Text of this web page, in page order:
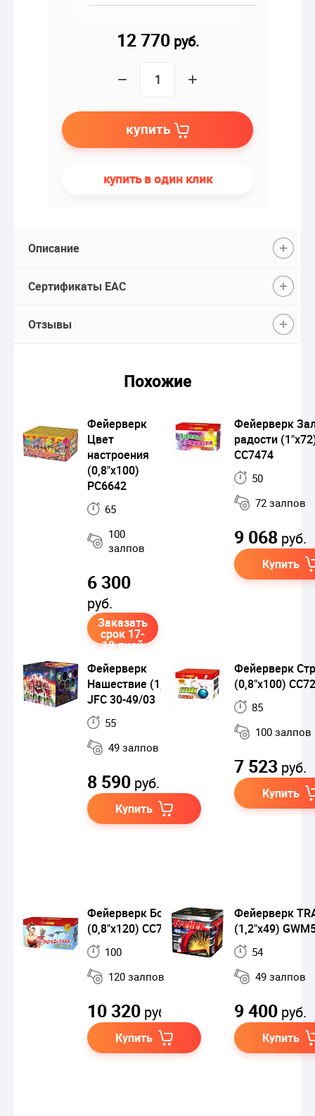
12 770руб.
− +
купить
купить в один клик
Описание
Сертификаты EAC
Отзывы
Похожие
Фейерверк
Цвет
настроения
(0,8"х100)
РС6642
65
100
залпов
6 300
руб.
Заказать
срок 17-
19 дней
Фейерверк
радости
СС7474
50
72 залпов
9 068 руб.
Купить
Фейерверк
Нашествие (1,2"x49)
JFC 30-49/03
55
49 залпов
8 590 руб.
Купить
Фейерверк
(0,8"х100)
85
100 залпов
7 523 руб.
Купить
Фейерверк Богема
(0,8"х120) СС7281
100
120 залпов
10 320 руб.
Купить
Фейерверк
(1,2"x49)
54
49 залпов
9 400 руб.
Купить